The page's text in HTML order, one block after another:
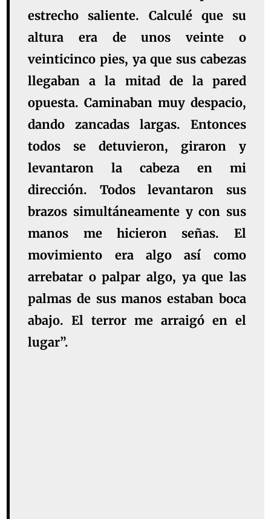
estrecho saliente. Calculé que su
altura era de unos veinte o
veinticinco pies, ya que sus cabezas
llegaban a la mitad de la pared
opuesta. Caminaban muy despacio,
dando zancadas largas. Entonces
todos se detuvieron, giraron y
levantaron la cabeza en mi
dirección. Todos levantaron sus
brazos simultáneamente y con sus
manos me hicieron señas. El
movimiento era algo así como
arrebatar o palpar algo, ya que las
palmas de sus manos estaban boca
abajo. El terror me arraigó en el
lugar”.